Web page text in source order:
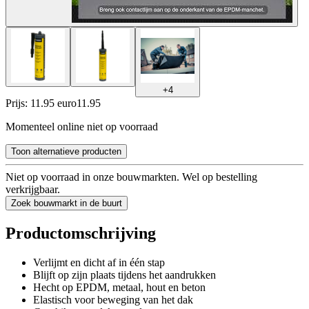
+4
Prijs: 11.95 euro11 .95
Momenteel online niet op voorraad
Toon alternatieve producten
Niet op voorraad in onze bouwmarkten. Wel op bestelling
verkrijgbaar.
Zoek bouwmarkt in de buurt
Productomschrijving
Verlijmt en dicht af in één stap
Blijft op zijn plaats tijdens het aandrukken
Hecht op EPDM, metaal, hout en beton
Elastisch voor beweging van het dak